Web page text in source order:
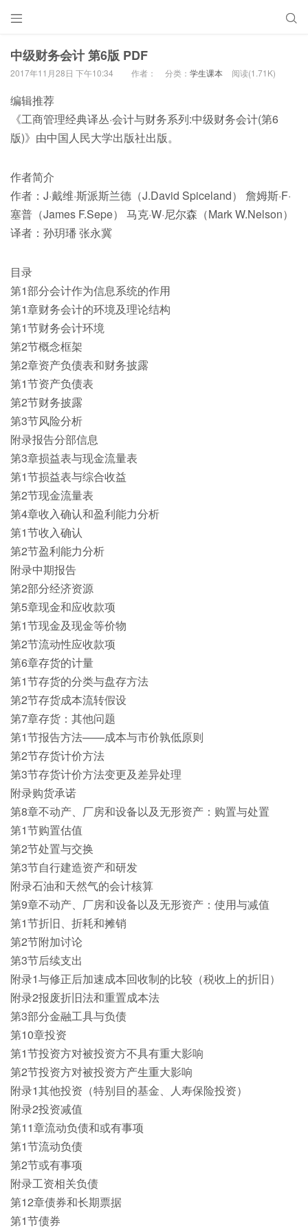
 
中级财务会计 第6版 PDF
2017年11月28日 下午10:34 作者： 分类： 学生课本 阅读(1.71K)
编辑推荐
《工商管理经典译丛·会计与财务系列:中级财务会计(第6
版)》由中国人民大学出版社出版。
作者简介
作者：J·戴维·斯派斯兰德（J.David Spiceland） 詹姆斯·F·
塞普（James F.Sepe） 马克·W·尼尔森（Mark W.Nelson）
译者：孙玥璠 张永冀
目录
第1部分会计作为信息系统的作用
第1章财务会计的环境及理论结构
第1节财务会计环境
第2节概念框架
第2章资产负债表和财务披露
第1节资产负债表
第2节财务披露
第3节风险分析
附录报告分部信息
第3章损益表与现金流量表
第1节损益表与综合收益
第2节现金流量表
第4章收入确认和盈利能力分析
第1节收入确认
第2节盈利能力分析
附录中期报告
第2部分经济资源
第5章现金和应收款项
第1节现金及现金等价物
第2节流动性应收款项
第6章存货的计量
第1节存货的分类与盘存方法
第2节存货成本流转假设
第7章存货：其他问题
第1节报告方法——成本与市价孰低原则
第2节存货计价方法
第3节存货计价方法变更及差异处理
附录购货承诺
第8章不动产、厂房和设备以及无形资产：购置与处置
第1节购置估值
第2节处置与交换
第3节自行建造资产和研发
附录石油和天然气的会计核算
第9章不动产、厂房和设备以及无形资产：使用与减值
第1节折旧、折耗和摊销
第2节附加讨论
第3节后续支出
附录1与修正后加速成本回收制的比较（税收上的折旧）
附录2报废折旧法和重置成本法
第3部分金融工具与负债
第10章投资
第1节投资方对被投资方不具有重大影响
第2节投资方对被投资方产生重大影响
附录1其他投资（特别目的基金、人寿保险投资）
附录2投资减值
第11章流动负债和或有事项
第1节流动负债
第2节或有事项
附录工资相关负债
第12章债券和长期票据
第1节债券